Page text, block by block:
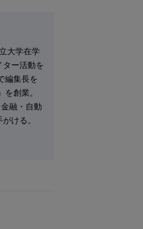
大学在学
ター活動を
編集長を
創業。
融・自動
ける。